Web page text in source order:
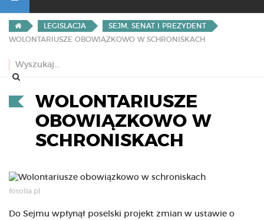
LEGISLACJA
SEJM, SENAT I PREZYDENT
WOLONTARIUSZE OBOWIĄZKOWO W SCHRONISKACH
WOLONTARIUSZE
OBOWIĄZKOWO W
SCHRONISKACH
fotolia.pl
Do Sejmu wpłynął poselski projekt zmian w ustawie o